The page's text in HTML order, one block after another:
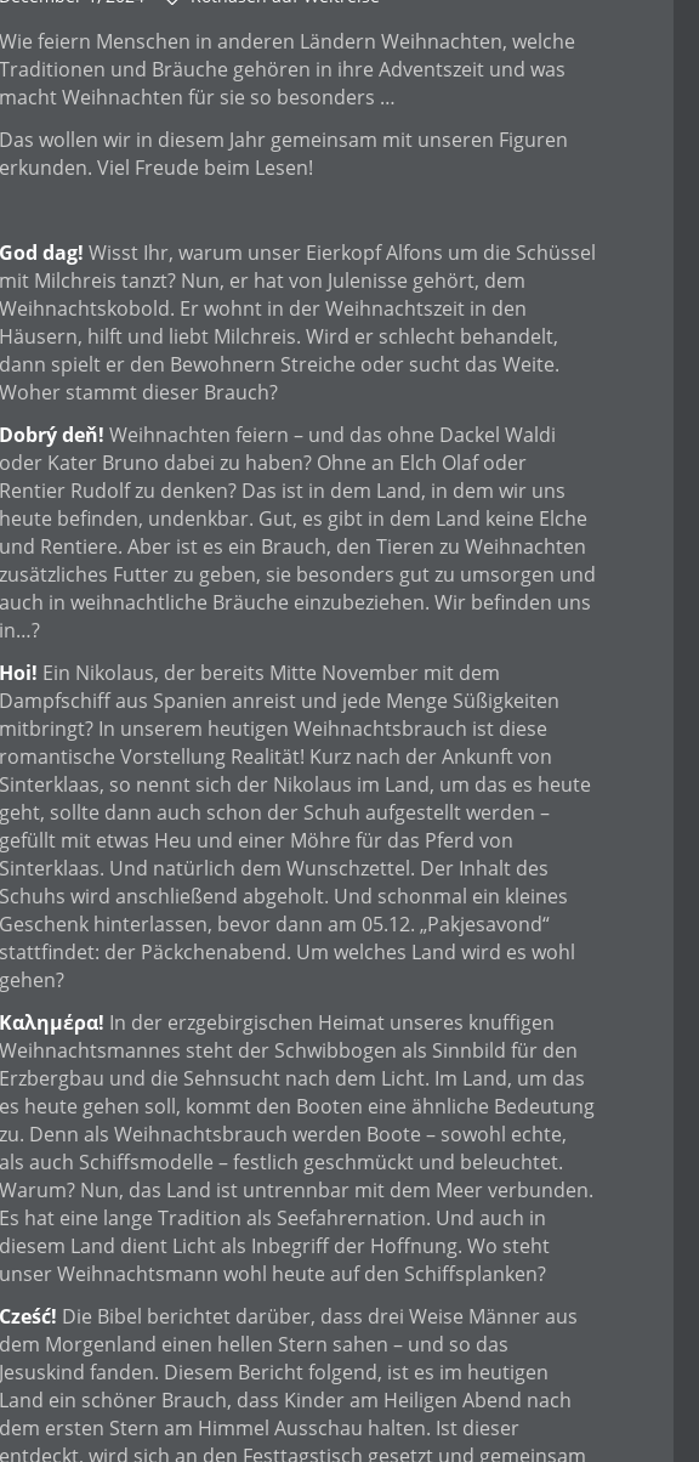
Wie feiern Menschen in anderen Ländern Weihnachten, welche
Traditionen und Bräuche gehören in ihre Adventszeit und was
macht Weihnachten für sie so besonders …
Das wollen wir in diesem Jahr gemeinsam mit unseren Figuren
erkunden. Viel Freude beim Lesen!
God dag! Wisst Ihr, warum unser Eierkopf Alfons um die Schüssel
mit Milchreis tanzt? Nun, er hat von Julenisse gehört, dem
Weihnachtskobold. Er wohnt in der Weihnachtszeit in den
Häusern, hilft und liebt Milchreis. Wird er schlecht behandelt,
dann spielt er den Bewohnern Streiche oder sucht das Weite.
Woher stammt dieser Brauch?
Dobrý deň! Weihnachten feiern – und das ohne Dackel Waldi
oder Kater Bruno dabei zu haben? Ohne an Elch Olaf oder
Rentier Rudolf zu denken? Das ist in dem Land, in dem wir uns
heute befinden, undenkbar. Gut, es gibt in dem Land keine Elche
und Rentiere. Aber ist es ein Brauch, den Tieren zu Weihnachten
zusätzliches Futter zu geben, sie besonders gut zu umsorgen und
auch in weihnachtliche Bräuche einzubeziehen. Wir befinden uns
in…?
Hoi! Ein Nikolaus, der bereits Mitte November mit dem
Dampfschiff aus Spanien anreist und jede Menge Süßigkeiten
mitbringt? In unserem heutigen Weihnachtsbrauch ist diese
romantische Vorstellung Realität! Kurz nach der Ankunft von
Sinterklaas, so nennt sich der Nikolaus im Land, um das es heute
geht, sollte dann auch schon der Schuh aufgestellt werden –
gefüllt mit etwas Heu und einer Möhre für das Pferd von
Sinterklaas. Und natürlich dem Wunschzettel. Der Inhalt des
Schuhs wird anschließend abgeholt. Und schonmal ein kleines
Geschenk hinterlassen, bevor dann am 05.12. „Pakjesavond“
stattfindet: der Päckchenabend. Um welches Land wird es wohl
gehen?
Καλημέρα! In der erzgebirgischen Heimat unseres knuffigen
Weihnachtsmannes steht der Schwibbogen als Sinnbild für den
Erzbergbau und die Sehnsucht nach dem Licht. Im Land, um das
es heute gehen soll, kommt den Booten eine ähnliche Bedeutung
zu. Denn als Weihnachtsbrauch werden Boote – sowohl echte,
als auch Schiffsmodelle – festlich geschmückt und beleuchtet.
Warum? Nun, das Land ist untrennbar mit dem Meer verbunden.
Es hat eine lange Tradition als Seefahrernation. Und auch in
diesem Land dient Licht als Inbegriff der Hoffnung. Wo steht
unser Weihnachtsmann wohl heute auf den Schiffsplanken?
Cześć! Die Bibel berichtet darüber, dass drei Weise Männer aus
dem Morgenland einen hellen Stern sahen – und so das
Jesuskind fanden. Diesem Bericht folgend, ist es im heutigen
Land ein schöner Brauch, dass Kinder am Heiligen Abend nach
dem ersten Stern am Himmel Ausschau halten. Ist dieser
entdeckt, wird sich an den Festtagstisch gesetzt und gemeinsam